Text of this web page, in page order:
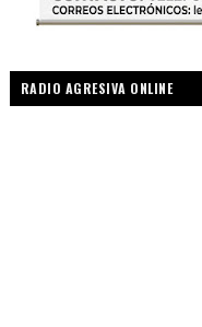
RADIO AGRESIVA ONLINE